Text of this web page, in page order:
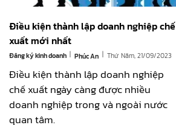
Điều kiện thành lập doanh nghiệp chế
xuất mới nhất
Đăng ký kinh doanh | Phúc An | Thứ Năm, 21/09/2023
Điều kiện thành lập doanh nghiệp
chế xuất ngày càng được nhiều
doanh nghiệp trong và ngoài nước
quan tâm.